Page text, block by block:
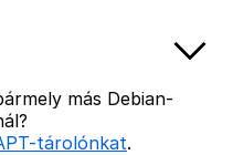
más Debian-
tárolónkat.